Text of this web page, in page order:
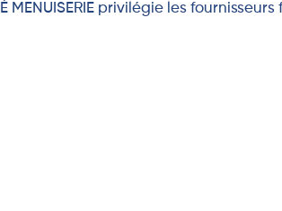
MENUISERIE privilégie les